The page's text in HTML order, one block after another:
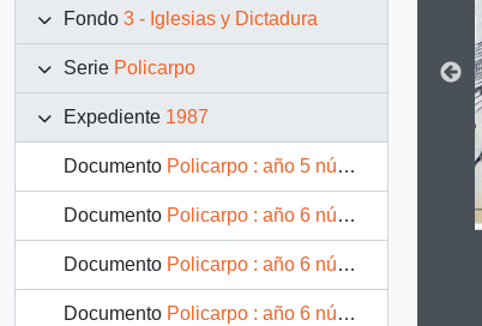
Fondo 3 - Iglesias y Dictadura
Serie Policarpo
Expediente 1987
Documento Policarpo : año 5 número 9
Documento Policarpo : año 6 número 1
Documento Policarpo : año 6 número 2
Documento Policarpo : año 6 número 3